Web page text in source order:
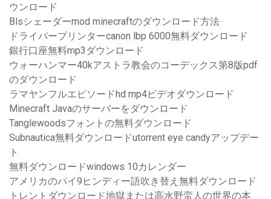
ウンロード
Blsシェーダーmod minecraftのダウンロード方法
ドライバープリンターcanon lbp 6000無料ダウンロード
銀行口座無料mp3ダウンロード
ウォーハンマー40kアストラ教会のコーデックス第8版pdf
のダウンロード
ラマヤンフルエピソードhd mp4ビデオダウンロード
Minecraft Javaのサーバーをダウンロード
Tanglewoodsフォントの無料ダウンロード
Subnautica無料ダウンロードutorrent eye candyアップデー
ト
無料ダウンロードwindows 10カレンダー
アメリカのパイ9ヒンディー語吹き替え無料ダウンロード
トレントダウンロード地獄または高水野蛮人の世界の本